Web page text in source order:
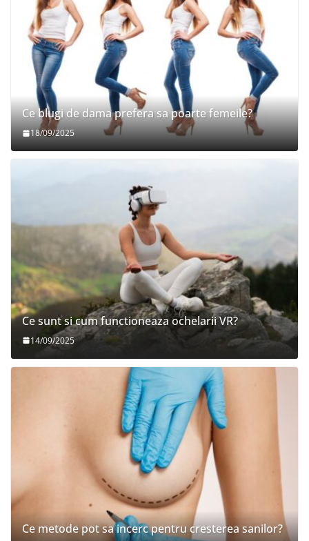
Ce blugi de dama prefera sa poarte femeile?
18/09/2025
Ce sunt si cum functioneaza ochelarii VR?
14/09/2025
Ce metode pot sa incerc pentru cresterea sanilor?